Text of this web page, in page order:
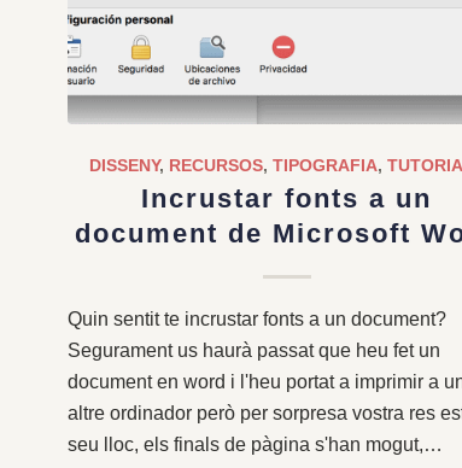
DISSENY, RECURSOS, TIPOGRAFIA,
Incrustar fonts a un
document de Microsoft
Quin sentit te incrustar fonts a un document?
Segurament us haurà passat que heu fet un
document en word i l'heu portat a imprimir a
altre ordinador però per sorpresa vostra res
seu lloc, els finals de pàgina s'han mogut,…